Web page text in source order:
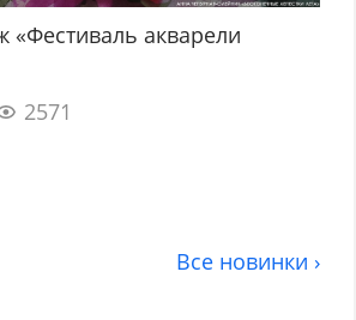
«Фестиваль акварели
2571
Все новинки ›